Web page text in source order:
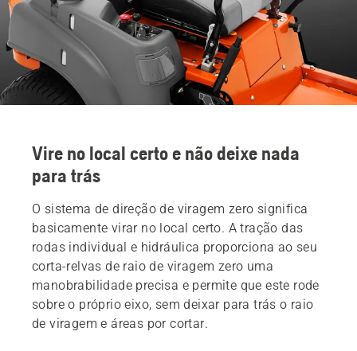
Vire no local certo e não deixe nada
para trás
O sistema de direção de viragem zero significa
basicamente virar no local certo. A tração das
rodas individual e hidráulica proporciona ao seu
corta-relvas de raio de viragem zero uma
manobrabilidade precisa e permite que este rode
sobre o próprio eixo, sem deixar para trás o raio
de viragem e áreas por cortar.